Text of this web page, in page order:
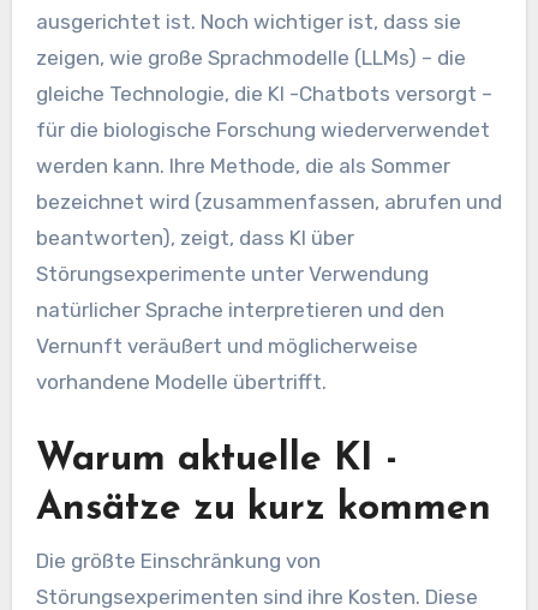
ausgerichtet ist. Noch wichtiger ist, dass sie
zeigen, wie große Sprachmodelle (LLMs) – die
gleiche Technologie, die KI -Chatbots versorgt –
für die biologische Forschung wiederverwendet
werden kann. Ihre Methode, die als Sommer
bezeichnet wird (zusammenfassen, abrufen und
beantworten), zeigt, dass KI über
Störungsexperimente unter Verwendung
natürlicher Sprache interpretieren und den
Vernunft veräußert und möglicherweise
vorhandene Modelle übertrifft.
Warum aktuelle KI -
Ansätze zu kurz kommen
Die größte Einschränkung von
Störungsexperimenten sind ihre Kosten. Diese